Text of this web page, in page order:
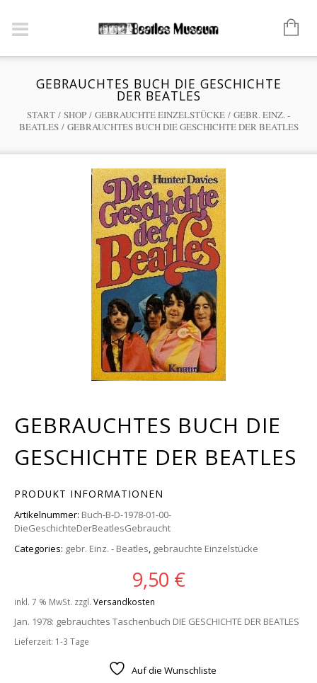
GEBRAUCHTES BUCH DIE GESCHICHTE
DER BEATLES
START / SHOP / GEBRAUCHTE EINZELSTÜCKE / GEBR. EINZ. -
BEATLES/ GEBRAUCHTES BUCH DIE GESCHICHTE DER BEATLES
GEBRAUCHTES BUCH DIE
GESCHICHTE DER BEATLES
PRODUKT INFORMATIONEN
Artikelnummer: Buch-B-D-1978-01-00-
DieGeschichteDerBeatlesGebraucht
Categories: gebr. Einz. - Beatles, gebrauchte Einzelstücke
9,50 €
inkl. 7 % MwSt. zzgl. Versandkosten
Jan. 1978: gebrauchtes Taschenbuch DIE GESCHICHTE DER BEATLES
Lieferzeit: 1-3 Tage
Auf die Wunschliste